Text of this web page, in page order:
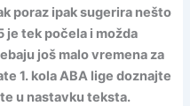
poraz ipak sugerira nešto
je tek počela i možda
još malo vremena za
1. kola ABA lige doznajte
u nastavku teksta.